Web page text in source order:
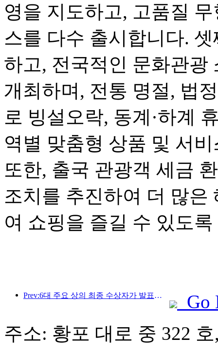
영을 지도하고, 고품질
스를 다수 출시합니다.
하고, 전국적인 문화관광
개최하며, 전통 명절, 법
로 빙설오락, 동계·하계
역별 맞춤형 상품 및 서
또한, 출국 관광객 세금
조치를 추진하여 더 많은
여 쇼핑을 즐길 수 있도
Prev:6대 주요 상의 최종 수상자가 발표되었으며, 매년 100개가 넘는 호텔과 회사가 상을 수상합니다!
Go
주소: 황포 대로 중 322